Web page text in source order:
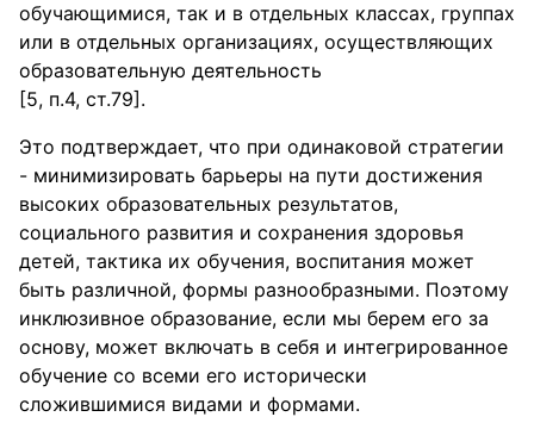
обучающимися, так и в отдельных классах, группах
или в отдельных организациях, осуществляющих
образовательную деятельность
[5, п.4, ст.79].
Это подтверждает, что при одинаковой стратегии
- минимизировать барьеры на пути достижения
высоких образовательных результатов,
социального развития и сохранения здоровья
детей, тактика их обучения, воспитания может
быть различной, формы разнообразными. Поэтому
инклюзивное образование, если мы берем его за
основу, может включать в себя и интегрированное
обучение со всеми его исторически
сложившимися видами и формами.